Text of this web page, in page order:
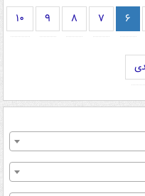
۶ ۷ ۸ ۹ ۱۰